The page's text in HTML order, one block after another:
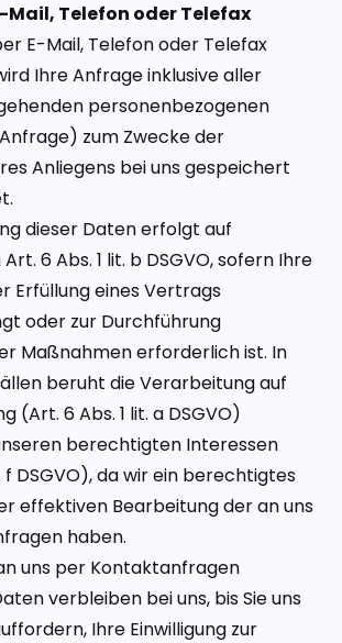
Mail, Telefon oder Telefax
E-Mail, Telefon oder Telefax
Ihre Anfrage inklusive aller
personenbezogenen
zum Zwecke der
Anliegens bei uns gespeichert
dieser Daten erfolgt auf
6 Abs. 1 lit. b DSGVO, sofern Ihre
Erfüllung eines Vertrags
oder zur Durchführung
Maßnahmen erforderlich ist. In
beruht die Verarbeitung auf
(Art. 6 Abs. 1 lit. a DSGVO)
berechtigten Interessen
f DSGVO), da wir ein berechtigtes
effektiven Bearbeitung der an uns
haben.
uns per Kontaktanfragen
verbleiben bei uns, bis Sie uns
Ihre Einwilligung zur